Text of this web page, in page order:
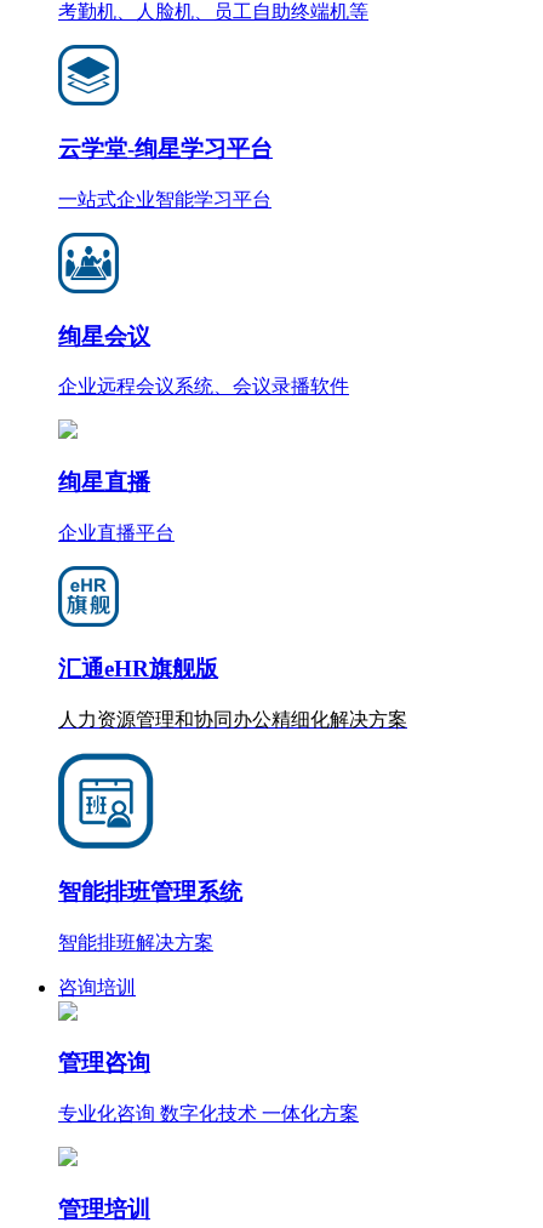
考勤机、人脸机、员工自助终端机等
云学堂-绚星学习平台
一站式企业智能学习平台
绚星会议
企业远程会议系统、会议录播软件
绚星直播
企业直播平台
汇通eHR旗舰版
人力资源管理和协同办公精细化解决方案
智能排班管理系统
智能排班解决方案
咨询培训
管理咨询
专业化咨询 数字化技术 一体化方案
管理培训